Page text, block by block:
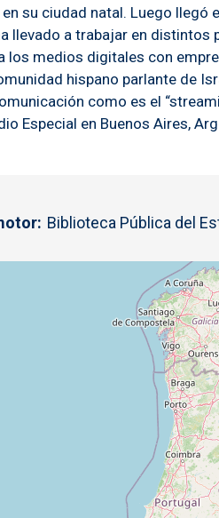
su ciudad natal. Luego
llevado a trabajar en
los medios digitales con
hispano parlante de
como es el
Especial en Buenos Aires,
Biblioteca Pública del